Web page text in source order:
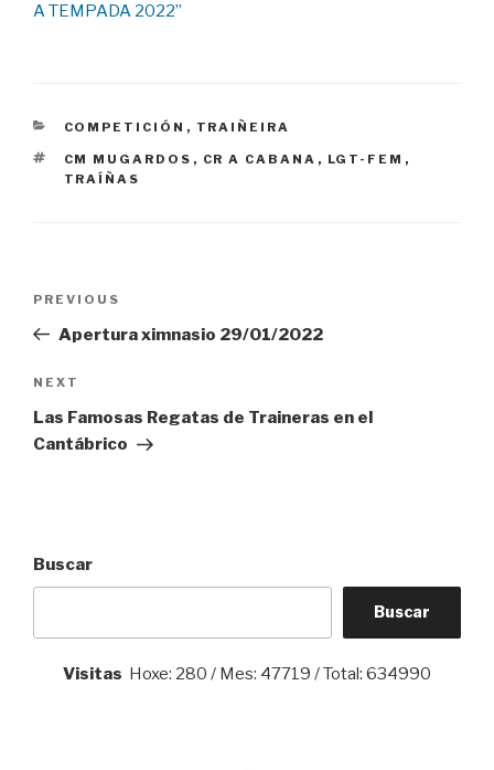
A TEMPADA 2022”
CATEGORIES
COMPETICIÓN , TRAIÑEIRA
TAGS
CM MUGARDOS , CR A CABANA , LGT-FEM ,
TRAÍÑAS
entradas
Previous
Post
PREVIOUS
Apertura ximnasio 29/01/2022
Next
Post
NEXT
Las Famosas Regatas de Traineras en el
Cantábrico
Buscar
Buscar
Visitas Hoxe: 280 / Mes: 47719 / Total: 634990